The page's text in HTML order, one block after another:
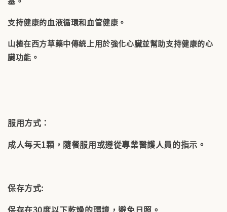
支持健康的血液循環和血管健康。
山楂在西方草藥中傳統上用於強化心臟並幫助支持健康的心
臟功能。
服用方式：
成人每天1顆，隨餐服用或遵從專業醫護人員的指示。
保存方式:
保存在30度以下乾燥的環境，避免日照。